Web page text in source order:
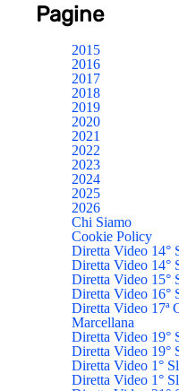
Pagine
2015
2016
2017
2018
2019
2020
2021
2022
2023
2024
2025
2026
Chi Siamo
Cookie Policy
Diretta Video 14°
Diretta Video 14°
Diretta Video 15°
Diretta Video 16°
Diretta Video 17ª
Marcellana
Diretta Video 19°
Diretta Video 19°
Diretta Video 1°
Diretta Video 1°